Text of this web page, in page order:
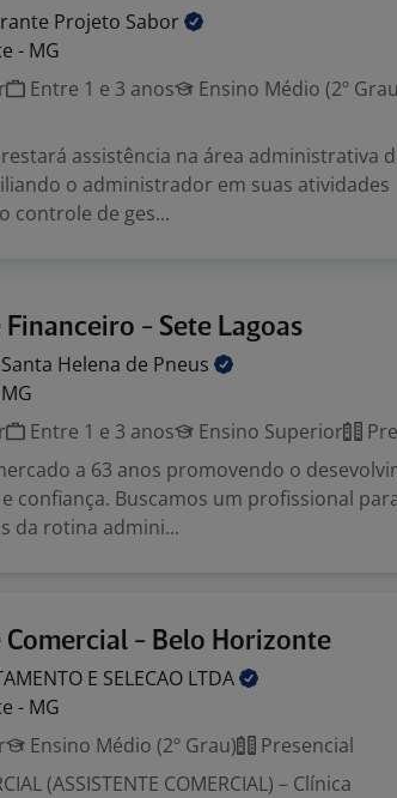
Projeto Sabor
- MG
Entre 1 e 3 anos
Ensino Médio (2º
assistência na área administrativa
o administrador em suas atividades
controle de ges...
- Sete Lagoas
Helena de Pneus
Entre 1 e 3 anos Ensino Superior
a 63 anos promovendo o
confiança. Buscamos um profissional
da rotina admini...
Comercial - Belo Horizonte
E SELECAO LTDA
- MG
Ensino Médio (2º Grau)
Presencial
(ASSISTENTE COMERCIAL) – Clínica